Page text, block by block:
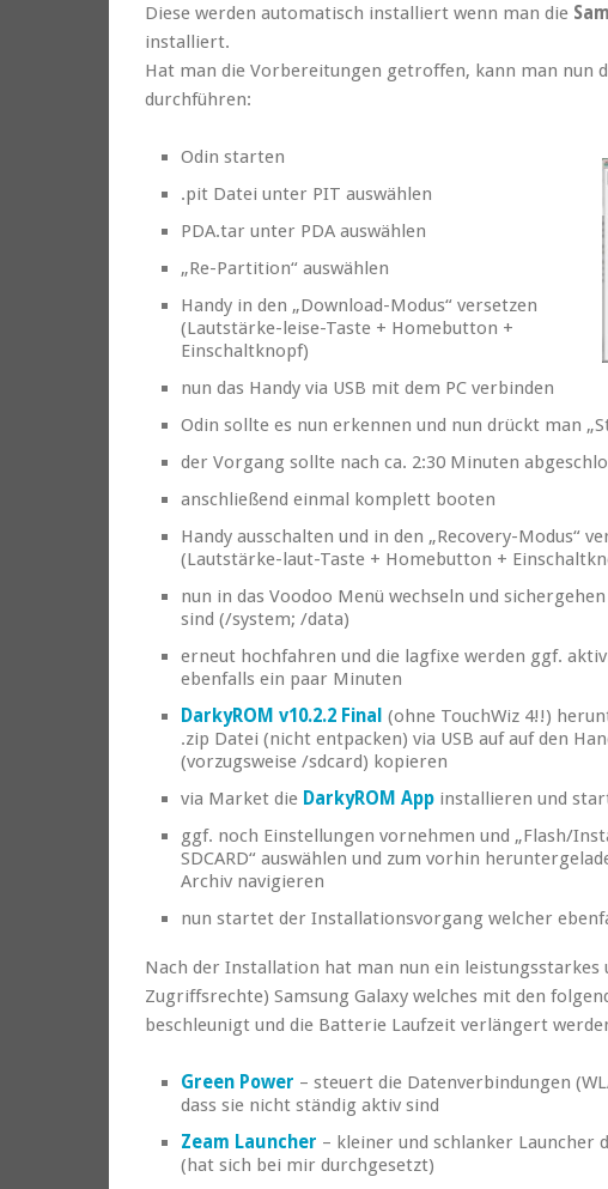
Diese werden automatisch installiert wenn man die
installiert.
Hat man die Vorbereitungen getroffen, kann man nun
durchführen:
Odin starten
.pit Datei unter PIT auswählen
PDA.tar unter PDA auswählen
„Re-Partition“ auswählen
Handy in den „Download-Modus“ versetzen
(Lautstärke-leise-Taste + Homebutton +
Einschaltknopf)
nun das Handy via USB mit dem PC verbinden
Odin sollte es nun erkennen und nun drückt man
der Vorgang sollte nach ca. 2:30 Minuten
anschließend einmal komplett booten
Handy ausschalten und in den „Recovery-Modus“
(Lautstärke-laut-Taste + Homebutton +
nun in das Voodoo Menü wechseln und
sind (/system; /data)
erneut hochfahren und die lagfixe werden ggf.
ebenfalls ein paar Minuten
DarkyROM v10.2.2 Final (ohne TouchWiz 4!!)
.zip Datei (nicht entpacken) via USB auf auf den
(vorzugsweise /sdcard) kopieren
via Market die DarkyROM App installieren und
ggf. noch Einstellungen vornehmen und „Flash/
SDCARD“ auswählen und zum vorhin
Archiv navigieren
nun startet der Installationsvorgang welcher
Nach der Installation hat man nun ein
Zugriffsrechte) Samsung Galaxy welches mit den
beschleunigt und die Batterie Laufzeit verlängert
Green Power – steuert die Datenverbindungen
dass sie nicht ständig aktiv sind
Zeam Launcher – kleiner und schlanker Launcher
(hat sich bei mir durchgesetzt)